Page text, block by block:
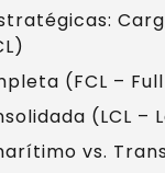
(FCL –
(LCL –
vs.